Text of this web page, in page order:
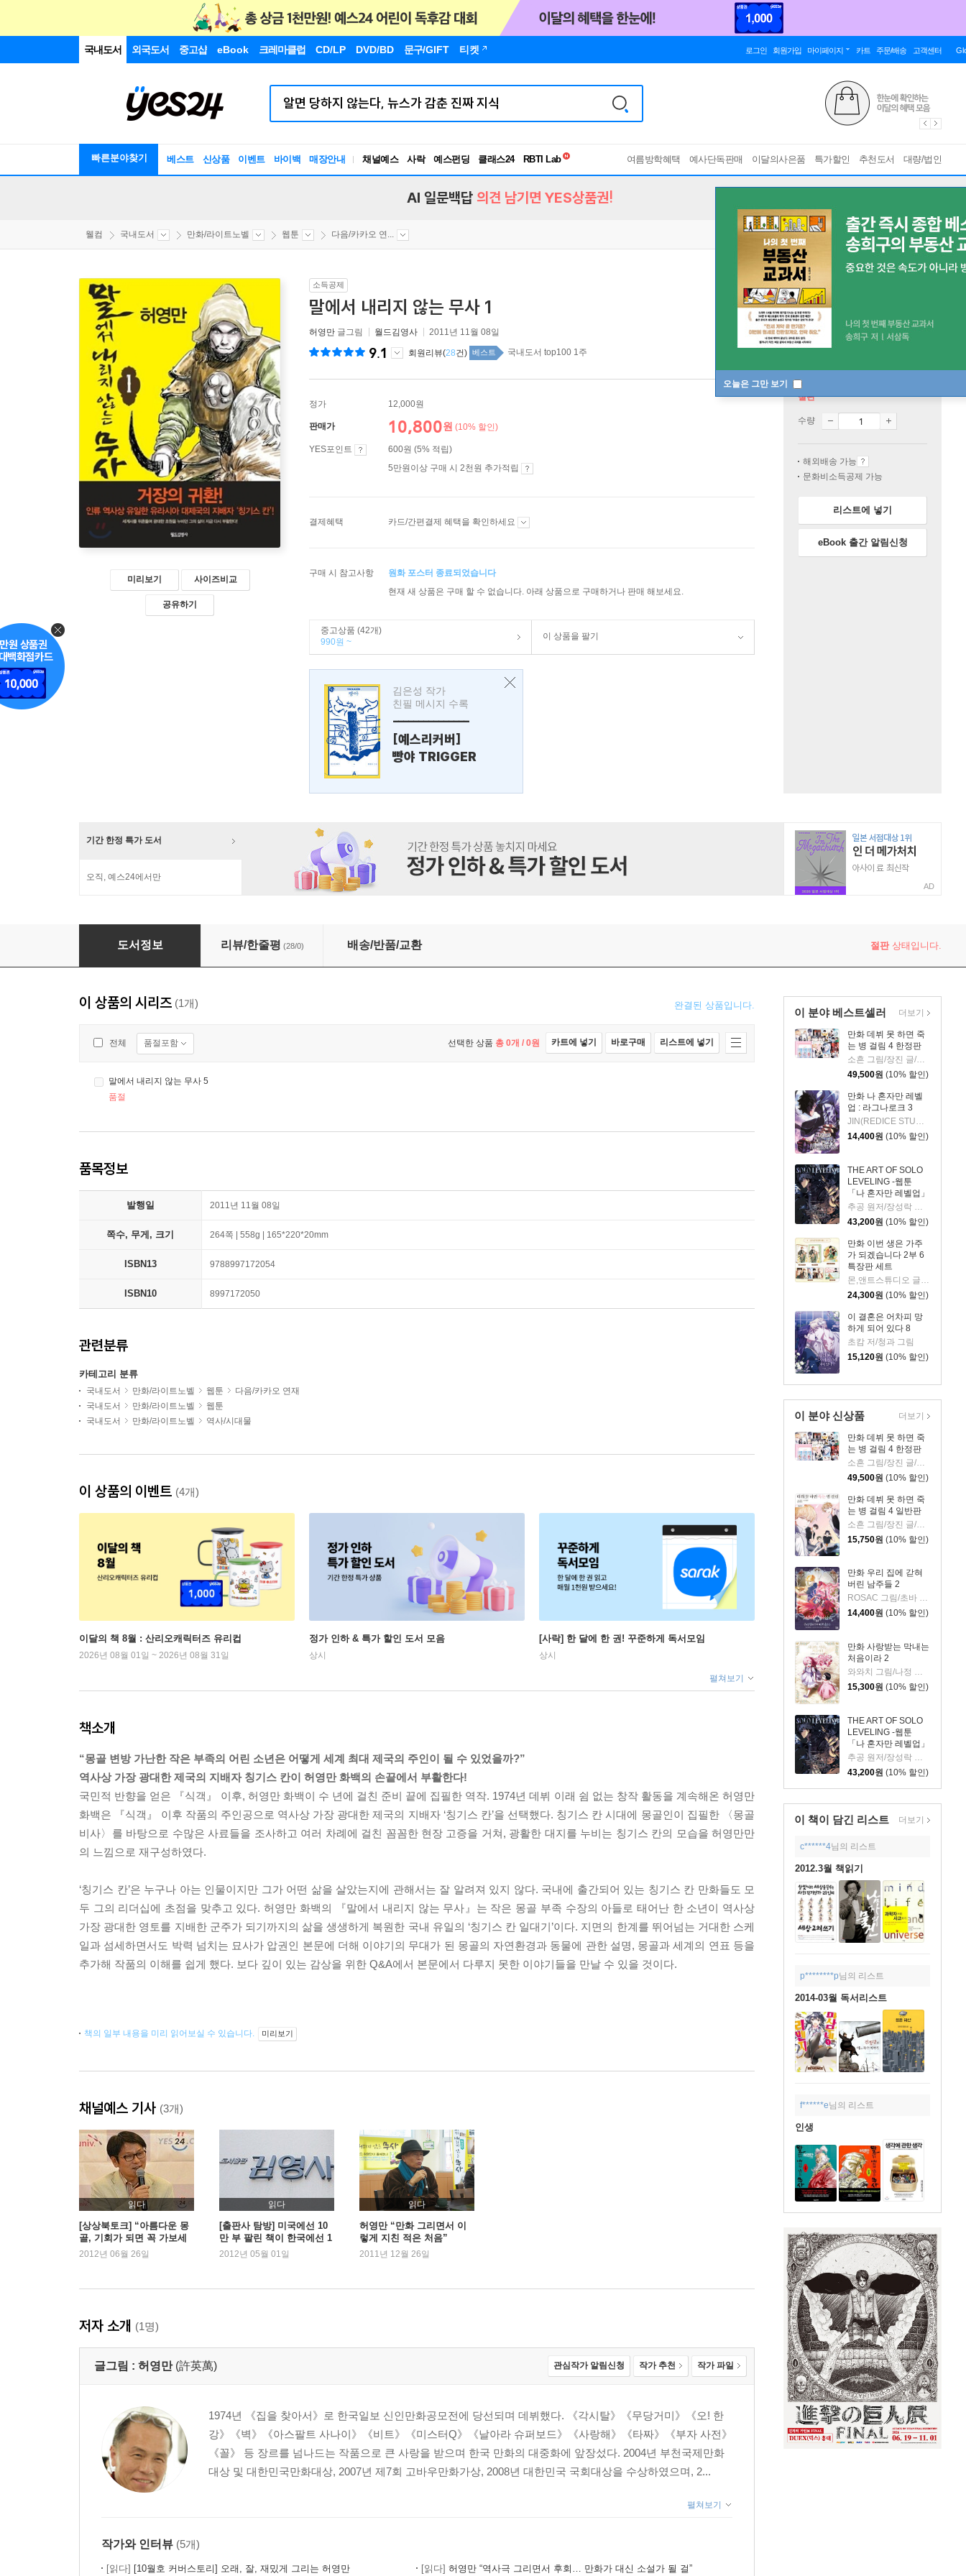
국내도서 외국도서 중고샵 eBook 크레마클럽 CD/LP DVD/BD 문구/GIFT 티켓 로그인 회원가입 마이페이지 카트 주문/배송 고객센터
빠른분야찾기 베스트 신상품 이벤트 바이백 매장안내 채널예스 사락 예스펀딩 클래스24
독서유형검사
여름방학혜택 예사단독판매 이달의사은품 특가할인 추천도서 대량/법인
오늘은 그만 보기
AI 일문백답 의견 남기면 YES상품권!
웰컴 국내도서 만화/라이트노벨 웹툰 다음/카카오 연...
미리보기 사이즈비교
공유하기
소득공제
말에서 내리지 않는 무사 1
허영만 글그림 월드김영사 2011년 11월 08일
9.1 회원리뷰(28건) 베스트 국내도서 top100 1주
정가 12,000원
판매가 10,800원 (10% 할인)
YES포인트
600원 (5% 적립)
5만원이상 구매 시 2천원 추가적립
결제혜택 카드/간편결제 혜택을 확인하세요
구매 시 참고사항
원화 포스터 종료되었습니다
현재 새 상품은 구매 할 수 없습니다. 아래 상품으로 구매하거나 판매 해보세요.
중고상품 (42개)
990원 ~
이 상품을 팔기
김은성 작가
친필 메시지 수록
---------------
[예스리커버]
빵야 TRIGGER
절판
수량
해외배송 가능
문화비소득공제 가능
리스트에 넣기
eBook 출간 알림신청
기간 한정 특가 도서
오직, 예스24에서만
AD
말에서 내리지 않는 무사 1
도서정보 리뷰/한줄평 (28/0) 배송/반품/교환 절판상태입니다.
이 분야 베스트셀러
만화 데뷔 못 하면 죽
는 병 걸림 4 한정판
소흔 그림/장진 글/백덕수 원저
49,500원 (10% 할인)
만화 나 혼자만 레벨
업 : 라그나로크 3
JIN(REDICE STUDIO) 글그림/당도(REDICE STUDIO) 글/다울 원저
14,400원 (10% 할인)
THE ART OF SOLO
LEVELING -웹툰
「나 혼자만 레벨업」
공식 아트북-
추공 원저/장성락 그림
43,200원 (10% 할인)
만화 이번 생은 가주
가 되겠습니다 2부 6
특장판 세트
몬,앤트스튜디오 글그림/김로아 원저
24,300원 (10% 할인)
이 결혼은 어차피 망
하게 되어 있다 8
초캄 저/청과 그림
15,120원 (10% 할인)
더보기
이 분야 신상품
만화 데뷔 못 하면 죽
는 병 걸림 4 한정판
49,500원 (10% 할인)
만화 데뷔 못 하면 죽
는 병 걸림 4 일반판
15,750원 (10% 할인)
만화 우리 집에 갇혀
버린 남주들 2
ROSAC 그림/초바 글/김지아 원저
14,400원 (10% 할인)
만화 사랑받는 막내는
처음이라 2
와와치 그림/나정 글/미래나비 원저
15,300원 (10% 할인)
THE ART OF SOLO
LEVELING -웹툰
「나 혼자만 레벨업」
공식 아트북-
43,200원 (10% 할인)
더보기
이 책이 담긴 리스트 더보기
c******4님의 리스트
2012.3월 책읽기
p********p님의 리스트
2014-03월 독서리스트
f******e님의 리스트
인생
이 상품의 시리즈 (1개) 완결된 상품입니다.
전체 품절포함 선택한 상품 총 0개 / 0원 카트에 넣기 바로구매 리스트에 넣기
말에서 내리지 않는 무사 5
품절
품목정보
발행일 2011년 11월 08일
쪽수, 무게, 크기 264쪽 | 558g | 165*220*20mm
ISBN13 9788997172054
ISBN10 8997172050
관련분류
카테고리 분류
국내도서 만화/라이트노벨 웹툰
다음/카카오 연재
국내도서
만화/라이트노벨
웹툰
국내도서
만화/라이트노벨 역사/시대물
이 상품의 이벤트 (4개)
이달의 책 8월 : 산리오캐릭터즈 유리컵
2026년 08월 01일 ~ 2026년 08월 31일
정가 인하 & 특가 할인 도서 모음
상시
[사락] 한 달에 한 권! 꾸준하게 독서모임
상시
펼쳐보기
책소개
“몽골 변방 가난한 작은 부족의 어린 소년은 어떻게 세계 최대 제국의 주인이 될 수 있었을까?”
역사상 가장 광대한 제국의 지배자 칭기스 칸이 허영만 화백의 손끝에서 부활한다!
국민적 반향을 얻은 『식객』 이후, 허영만 화백이 수 년에 걸친 준비 끝에 집필한 역작. 1974년 데뷔 이래 쉼 없는 창작 활동을 계속해온 허영만
화백은 『식객』 이후 작품의 주인공으로 역사상 가장 광대한 제국의 지배자 ‘칭기스 칸’을 선택했다. 칭기스 칸 시대에 몽골인이 집필한 〈몽골
비사〉를 바탕으로 수많은 사료들을 조사하고 여러 차례에 걸친 꼼꼼한 현장 고증을 거쳐, 광활한 대지를 누비는 칭기스 칸의 모습을 허영만만
의 느낌으로 재구성하였다.
‘칭기스 칸’은 누구나 아는 인물이지만 그가 어떤 삶을 살았는지에 관해서는 잘 알려져 있지 않다. 국내에 출간되어 있는 칭기스 칸 만화들도 모
두 그의 리더십에 초점을 맞추고 있다. 허영만 화백의 『말에서 내리지 않는 무사』는 작은 몽골 부족 수장의 아들로 태어난 한 소년이 역사상
가장 광대한 영토를 지배한 군주가 되기까지의 삶을 생생하게 복원한 국내 유일의 ‘칭기스 칸 일대기’이다. 지면의 한계를 뛰어넘는 거대한 스케
일과 섬세하면서도 박력 넘치는 묘사가 압권인 본문에 더해 이야기의 무대가 된 몽골의 자연환경과 동물에 관한 설명, 몽골과 세계의 연표 등을
추가해 작품의 이해를 쉽게 했다. 보다 깊이 있는 감상을 위한 Q&A에서 본문에서 다루지 못한 이야기들을 만날 수 있을 것이다.
책의 일부 내용을 미리 읽어보실 수 있습니다. 미리보기
채널예스 기사 (3개)
읽다
[상상북토크] “아름다운 몽
골, 기회가 되면 꼭 가보세
요” -『조드』김형수
2012년 06월 26일
읽다
[출판사 탐방] 미국에선 10
만 부 팔린 책이 한국에선 1
00만 부 팔려 – 김영사
2012년 05월 01일
읽다
허영만 “만화 그리면서 이
렇게 지친 적은 처음”
2011년 12월 26일
저자 소개 (1명)
글그림 : 허영만 (許英萬) 관심작가 알림신청 작가 추천 작가 파일
1974년 《집을 찾아서》로 한국일보 신인만화공모전에 당선되며 데뷔했다. 《각시탈》《무당거미》《오! 한
강》《벽》《아스팔트 사나이》《비트》《미스터Q》《날아라 슈퍼보드》《사랑해》《타짜》《부자 사전》
《꼴》 등 장르를 넘나드는 작품으로 큰 사랑을 받으며 한국 만화의 대중화에 앞장섰다. 2004년 부천국제만화
대상 및 대한민국만화대상, 2007년 제7회 고바우만화가상, 2008년 대한민국 국회대상을 수상하였으며, 2...
펼쳐보기
작가와 인터뷰 (5개)
[읽다] [10월호 커버스토리] 오래, 잘, 재밌게 그리는 허영만 [읽다] 허영만 “역사극 그리면서 후회… 만화가 대신 소설가 될 걸”